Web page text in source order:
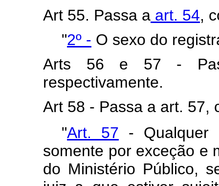
Art 55. Passa a art. 54,
"2º - O sexo do
Arts 56 e 57 -
respectivamente.
Art 58 - Passa a art. 57,
"Art. 57 - Qualquer
somente por exceção e
do Ministério Público,